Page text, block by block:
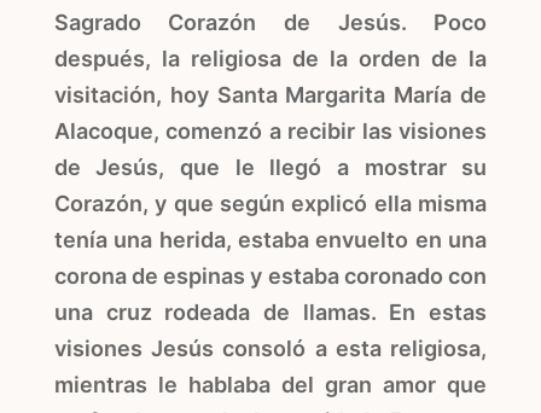
Sagrado Corazón de Jesús. Poco
después, la religiosa de la orden de la
visitación, hoy Santa Margarita María de
Alacoque, comenzó a recibir las visiones
de Jesús, que le llegó a mostrar su
Corazón, y que según explicó ella misma
tenía una herida, estaba envuelto en una
corona de espinas y estaba coronado con
una cruz rodeada de llamas. En estas
visiones Jesús consoló a esta religiosa,
mientras le hablaba del gran amor que